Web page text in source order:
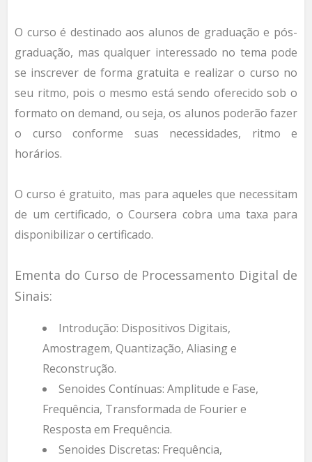
O curso é destinado aos alunos de graduação e pós-
graduação, mas qualquer interessado no tema pode
se inscrever de forma gratuita e realizar o curso no
seu ritmo, pois o mesmo está sendo oferecido sob o
formato on demand, ou seja, os alunos poderão fazer
o curso conforme suas necessidades, ritmo e
horários.
O curso é gratuito, mas para aqueles que necessitam
de um certificado, o Coursera cobra uma taxa para
disponibilizar o certificado.
Ementa do Curso de Processamento Digital de
Sinais:
Introdução: Dispositivos Digitais,
Amostragem, Quantização, Aliasing e
Reconstrução.
Senoides Contínuas: Amplitude e Fase,
Frequência, Transformada de Fourier e
Resposta em Frequência.
Senoides Discretas: Frequência,